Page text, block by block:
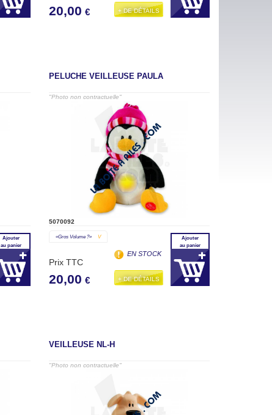
20,00 € + DE DÉTAILS
Ajouter
au panier
PELUCHE VEILLEUSE PAULA
"Photo non contractuelle"
5070092
«gros Volume ?» V
Prix TTC
20,00 €
EN STOCK
+ DE DÉTAILS
Ajouter
au panier
VEILLEUSE NL-H
"Photo non contractuelle"